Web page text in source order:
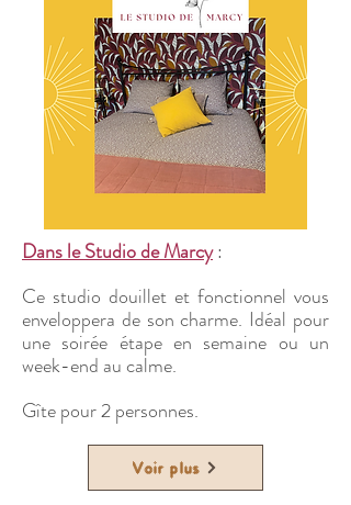
Dans le Studio de Marcy:
Ce studio douillet et fonctionnel vous
enveloppera de son charme. Idéal pour
une soirée étape en semaine ou un
week-end au calme.
Gîte pour 2 personnes.
Voir plus